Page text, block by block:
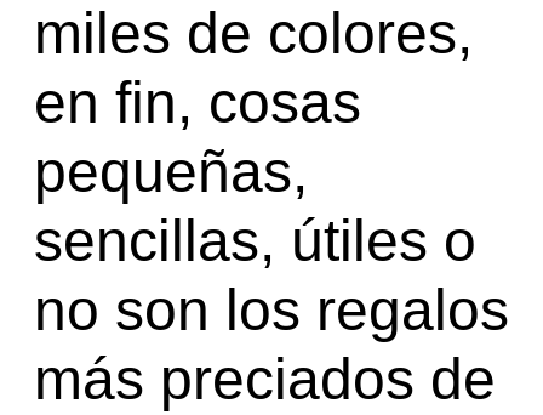
miles de colores,
en fin, cosas
pequeñas,
sencillas, útiles o
no son los regalos
más preciados de